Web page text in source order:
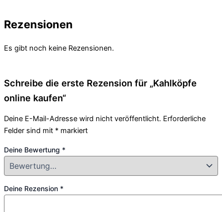
Rezensionen
Es gibt noch keine Rezensionen.
Schreibe die erste Rezension für „Kahlköpfe
online kaufen“
Deine E-Mail-Adresse wird nicht veröffentlicht. Erforderliche
Felder sind mit * markiert
Deine Bewertung *
Deine Rezension *